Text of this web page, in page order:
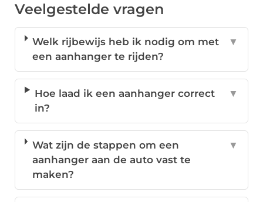
Veelgestelde vragen
Welk rijbewijs heb ik nodig om met
een aanhanger te rijden?
▼
Hoe laad ik een aanhanger correct
in?
▼
Wat zijn de stappen om een
aanhanger aan de auto vast te
maken?
▼